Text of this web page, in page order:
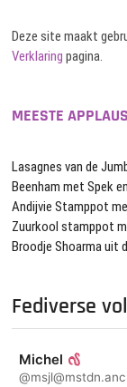
Deze site maakt
Verklaring pagina.
MEESTE APPLAUS
Lasagnes van de
Beenham met Spek
Andijvie Stamppot
Zuurkool stamppot
Broodje Shoarma uit
Fediverse
Michel